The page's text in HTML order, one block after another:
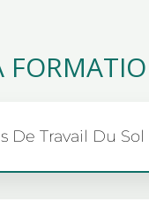
De Travail Du Sol